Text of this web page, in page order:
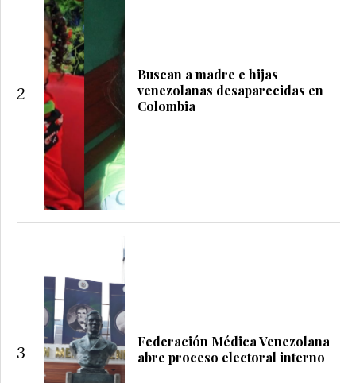
2
Buscan a madre e hijas
venezolanas desaparecidas en
Colombia
3
Federación Médica Venezolana
abre proceso electoral interno